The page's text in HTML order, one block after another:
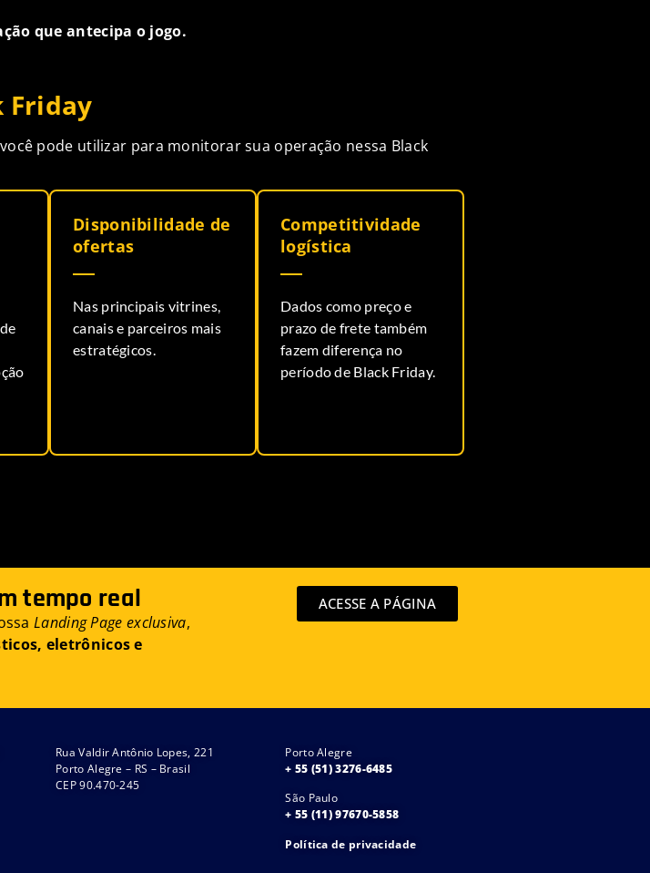
que antecipa o jogo.
Friday
pode utilizar para monitorar sua operação nessa Black
Disponibilidade de
ofertas
Nas principais vitrines,
canais e parceiros mais
estratégicos.
Competitividade
logística
Dados como preço e
prazo de frete também
fazem diferença no
período de Black Friday.
tempo real
Landing Page exclusiva,
eletrônicos e
ACESSE A PÁGINA
Rua Valdir Antônio Lopes, 221
Porto Alegre – RS – Brasil
CEP 90.470-245
Porto Alegre
+ 55 (51) 3276-6485
São Paulo
+ 55 (11) 97670-5858
Política de privacidade